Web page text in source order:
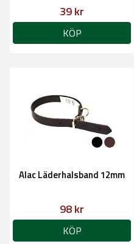
39 kr
KÖP
Alac Läderhalsband 12mm
98 kr
KÖP